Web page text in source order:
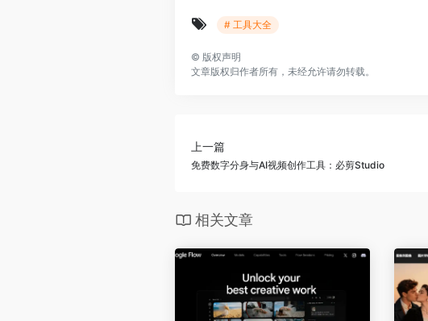
# 工具大全
© 版权声明
文章版权归作者所有，未经允许请勿转载。
上一篇
免费数字分身与AI视频创作工具：必剪Studio
相关文章